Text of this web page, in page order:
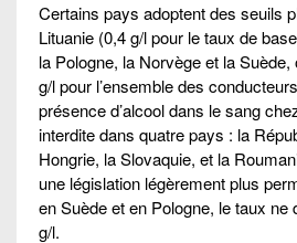
Certains pays adoptent des seuils
Lituanie (0,4 g/l pour le taux de
la Pologne, la Norvège et la
g/l pour l’ensemble des
présence d’alcool dans le sang
interdite dans quatre pays : la
Hongrie, la Slovaquie, et la
une législation légèrement plus
en Suède et en Pologne, le taux ne
g/l.